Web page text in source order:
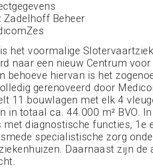
Zadelhoff Beheer
het voormalige
naar een nieuw Centrum voor
behoeve hiervan is het
gerenoveerd door
11 bouwlagen met elk 4
in totaal ca. 44.000 m² BVO.
met diagnostische functies, 1e
specialistische zorg
Daarnaast zijn de